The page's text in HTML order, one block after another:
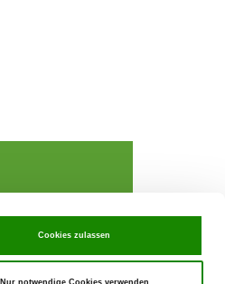
Cookies zulassen
Nur notwendige Cookies verwenden